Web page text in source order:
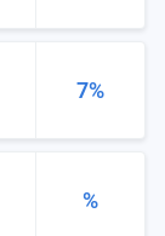
7%
%